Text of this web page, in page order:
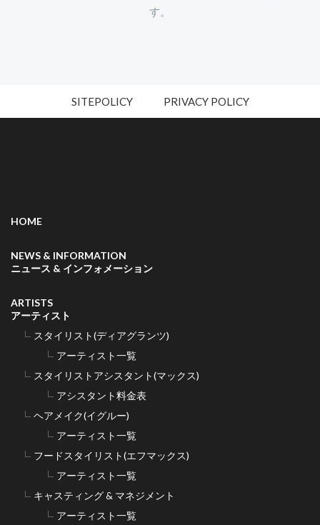
す。
SITEPOLICY PRIVACY POLICY
HOME
NEWS & INFORMATION
ニュース & インフォメーション
ARTISTS
アーティスト
スタイリスト(ディアグランツ)
アーティスト一覧
スタイリストアシスタント(マックス)
アシスタント料金表
ヘアメイク(イグルー)
アーティスト一覧
フードスタイリスト(エフマックス)
アーティスト一覧
キャスティング & マネジメント
アーティスト一覧